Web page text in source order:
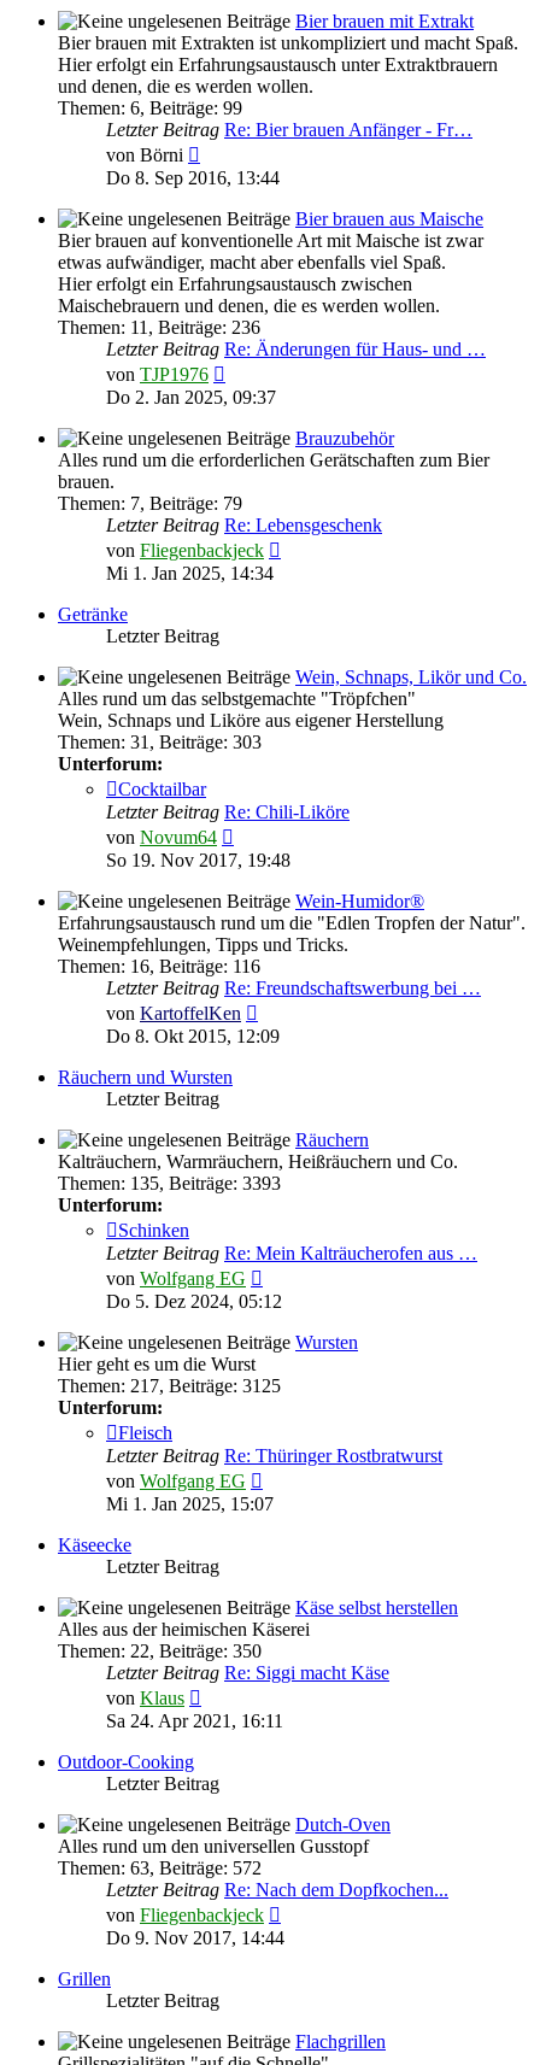
Bier brauen mit Extrakt
Bier brauen mit Extrakten ist unkompliziert und macht Spaß.
Hier erfolgt ein Erfahrungsaustausch unter Extraktbrauern
und denen, die es werden wollen.
Themen: 6, Beiträge: 99
Letzter Beitrag Re: Bier brauen Anfänger - Fr…
von Börni
Beitrag
Do 8. Sep 2016, 13:44
Bier brauen aus Maische
Bier brauen auf konventionelle Art mit Maische ist zwar
etwas aufwändiger, macht aber ebenfalls viel Spaß.
Hier erfolgt ein Erfahrungsaustausch zwischen
Maischebrauern und denen, die es werden wollen.
Themen: 11 , Beiträge: 236
Letzter Beitrag Re: Änderungen für Haus- und …
von TJP1976
Beitrag
Do 2. Jan 2025, 09:37
Brauzubehör
Alles rund um die erforderlichen Gerätschaften zum Bier
brauen.
Themen: 7, Beiträge: 79
Letzter Beitrag Re: Lebensgeschenk
von Fliegenbackjeck
Mi 1. Jan 2025, 14:34
Getränke
Letzter Beitrag
Wein, Schnaps, Likör und Co.
Alles rund um das selbstgemachte "Tröpfchen"
Wein, Schnaps und Liköre aus eigener Herstellung
Themen: 31 , Beiträge: 303
Unterforum:
Cocktailbar
Letzter Beitrag Re: Chili-Liköre
von Novum64
Beitrag
So 19. Nov 2017, 19:48
Wein-Humidor®
Erfahrungsaustausch rund um die "Edlen Tropfen der Natur".
Weinempfehlungen, Tipps und Tricks.
Themen: 16, Beiträge: 116
Letzter Beitrag Re: Freundschaftswerbung bei …
von KartoffelKen
Beitrag
Do 8. Okt 2015, 12:09
Räuchern und Wursten
Letzter Beitrag
Räuchern
Kalträuchern, Warmräuchern, Heißräuchern und Co.
Themen: 135, Beiträge: 3393
Unterforum:
Schinken
Letzter Beitrag Re: Mein Kalträucherofen aus …
von Wolfgang EG
Beitrag
Do 5. Dez 2024, 05:12
Wursten
Hier geht es um die Wurst
Themen: 217, Beiträge: 3125
Unterforum:
Fleisch
Letzter Beitrag Re: Thüringer Rostbratwurst
von Wolfgang EG
Beitrag
Mi 1. Jan 2025, 15:07
Käseecke
Letzter Beitrag
Käse selbst herstellen
Alles aus der heimischen Käserei
Themen: 22, Beiträge: 350
Letzter Beitrag Re: Siggi macht Käse
von Klaus
Beitrag
Sa 24. Apr 2021, 16:11
Outdoor-Cooking
Letzter Beitrag
Dutch-Oven
Alles rund um den universellen Gusstopf
Themen: 63, Beiträge: 572
Letzter Beitrag Re: Nach dem Dopfkochen...
von Fliegenbackjeck
Beitrag
Do 9. Nov 2017, 14:44
Grillen
Letzter Beitrag
Flachgrillen